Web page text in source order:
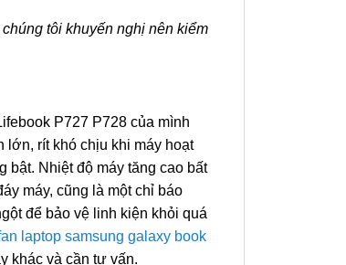
tôi khuyến nghị nên kiểm
P727 P728 của mình
lớn, rít khó chịu khi máy hoạt
bật. Nhiệt độ máy tăng cao bất
máy, cũng là một chỉ báo
để bảo vệ linh kiện khỏi quá
laptop samsung galaxy book
khác và cần tư vấn.